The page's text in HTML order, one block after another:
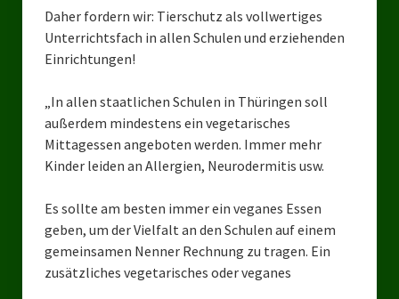
Kreisverband Gelsenkirchen
Kreisverband Oberhausen
Landesverbände
Landesverband Nordrhein-Westfalen
Landesverband Thüringen
Landesverband Sachsen-Anhalt
Landesverband Sachsen
Daher fordern wir: Tierschutz als vollwertiges
Unterrichtsfach in allen Schulen und erziehenden
Einrichtungen!
„In allen staatlichen Schulen in Thüringen soll
außerdem mindestens ein vegetarisches
Mittagessen angeboten werden. Immer mehr
Kinder leiden an Allergien, Neurodermitis usw.
Es sollte am besten immer ein veganes Essen
geben, um der Vielfalt an den Schulen auf einem
gemeinsamen Nenner Rechnung zu tragen. Ein
zusätzliches vegetarisches oder veganes